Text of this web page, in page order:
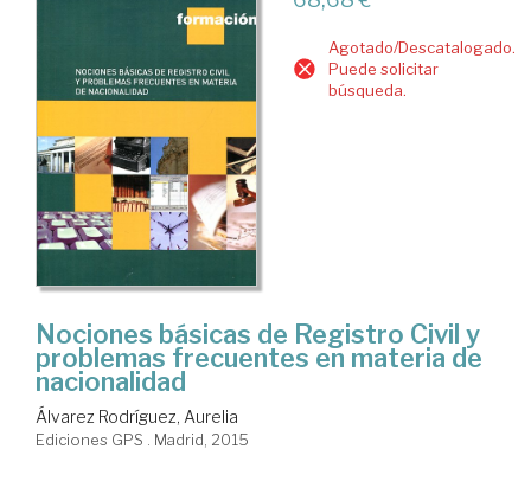
Agotado/Descatalogado.
Puede solicitar
búsqueda.
Nociones básicas de Registro Civil y
problemas frecuentes en materia de
nacionalidad
Álvarez Rodríguez, Aurelia
Ediciones GPS . Madrid, 2015